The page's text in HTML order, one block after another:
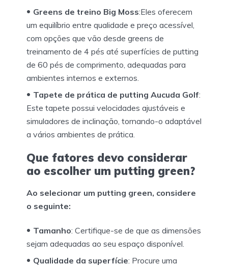
Greens de treino Big Moss:Eles oferecem
um equilíbrio entre qualidade e preço acessível,
com opções que vão desde greens de
treinamento de 4 pés até superfícies de putting
de 60 pés de comprimento, adequadas para
ambientes internos e externos.
Tapete de prática de putting Aucuda Golf:
Este tapete possui velocidades ajustáveis e
simuladores de inclinação, tornando-o adaptável
a vários ambientes de prática.
Que fatores devo considerar
ao escolher um putting green?
Ao selecionar um putting green, considere
o seguinte:
Tamanho: Certifique-se de que as dimensões
sejam adequadas ao seu espaço disponível.
Qualidade da superfície: Procure uma